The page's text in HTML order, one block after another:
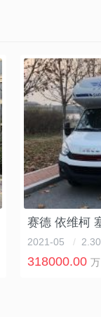
赛德 依维柯
2021-05 /
318000.00 万